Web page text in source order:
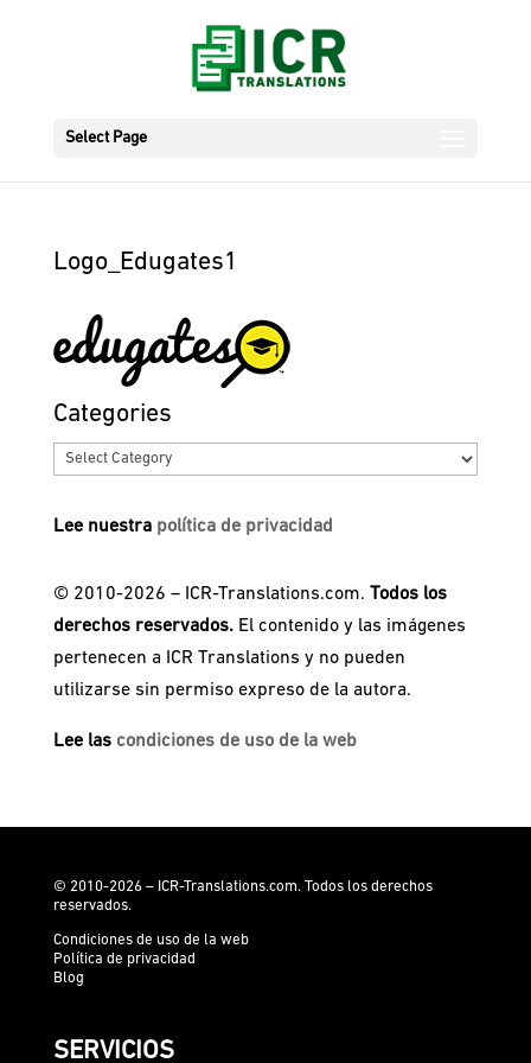
Select Page
Logo_Edugates1
Categories
Categories
Lee nuestra política de privacidad
© 2010-2026 – ICR-Translations.com. Todos los
derechos reservados.El contenido y las imágenes
pertenecen a ICR Translations y no pueden
utilizarse sin permiso expreso de la autora.
Lee las condiciones de uso de la web
© 2010-2026 – ICR-Translations.com. Todos los derechos
reservados.
Condiciones de uso de la web
Política de privacidad
Blog
SERVICIOS